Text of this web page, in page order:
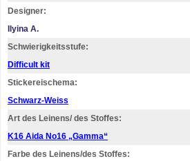
Designer:
Ilyina A.
Schwierigkeitsstufe:
Difficult kit
Stickereischema:
Schwarz-Weiss
Art des Leinens/ des Stoffes:
K16 Aida No16 „Gamma“
Farbe des Leinens/des Stoffes: